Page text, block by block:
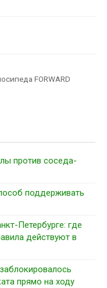
FORWARD
против соседа-
поддерживать
Петербурге: где
действуют в
прямо на ходу